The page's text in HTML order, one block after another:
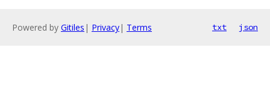
Powered by Gitiles | Privacy| Terms txt json